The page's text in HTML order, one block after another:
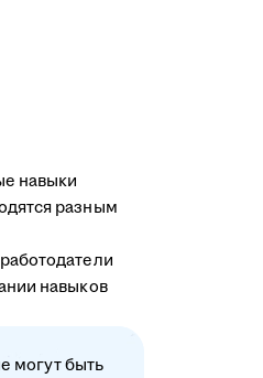
навыки
разным
навыков
могут быть